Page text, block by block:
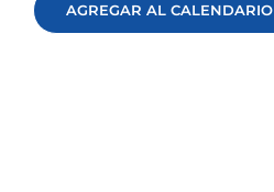
AGREGAR AL CALENDARIO